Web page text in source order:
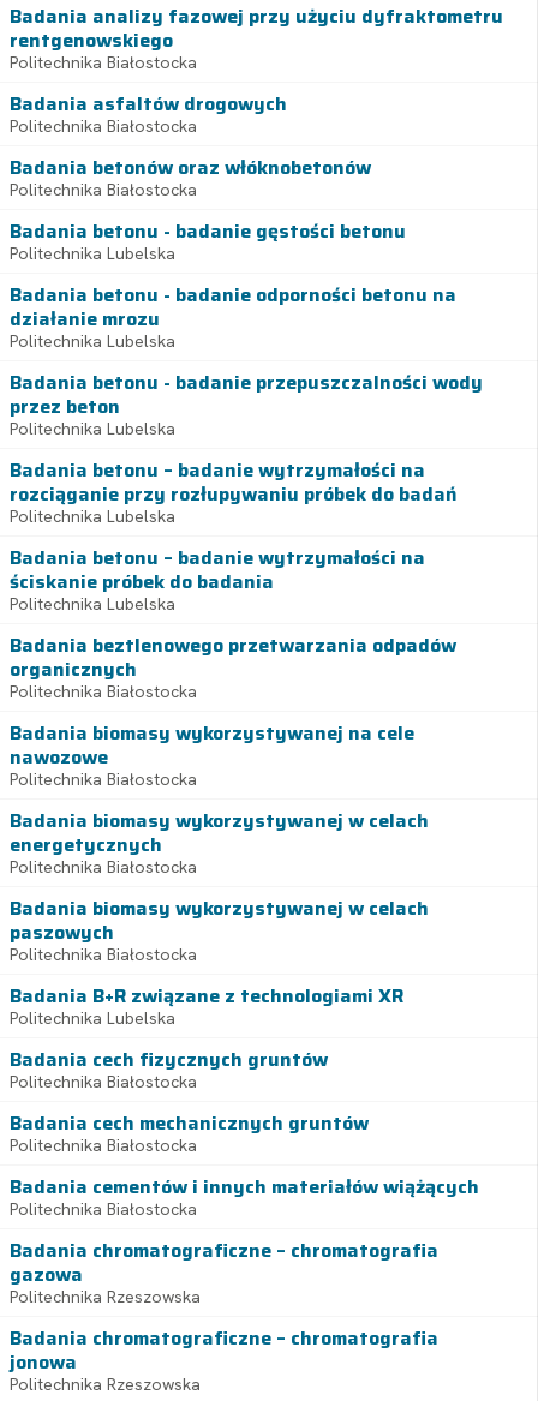
Badania analizy fazowej przy użyciu dyfraktometru
rentgenowskiego
Politechnika Białostocka
Badania asfaltów drogowych
Politechnika Białostocka
Badania betonów oraz włóknobetonów
Politechnika Białostocka
Badania betonu - badanie gęstości betonu
Politechnika Lubelska
Badania betonu - badanie odporności betonu na
działanie mrozu
Politechnika Lubelska
Badania betonu - badanie przepuszczalności wody
przez beton
Politechnika Lubelska
Badania betonu – badanie wytrzymałości na
rozciąganie przy rozłupywaniu próbek do badań
Politechnika Lubelska
Badania betonu – badanie wytrzymałości na
ściskanie próbek do badania
Politechnika Lubelska
Badania beztlenowego przetwarzania odpadów
organicznych
Politechnika Białostocka
Badania biomasy wykorzystywanej na cele
nawozowe
Politechnika Białostocka
Badania biomasy wykorzystywanej w celach
energetycznych
Politechnika Białostocka
Badania biomasy wykorzystywanej w celach
paszowych
Politechnika Białostocka
Badania B+R związane z technologiami XR
Politechnika Lubelska
Badania cech fizycznych gruntów
Politechnika Białostocka
Badania cech mechanicznych gruntów
Politechnika Białostocka
Badania cementów i innych materiałów wiążących
Politechnika Białostocka
Badania chromatograficzne – chromatografia
gazowa
Politechnika Rzeszowska
Badania chromatograficzne – chromatografia
jonowa
Politechnika Rzeszowska